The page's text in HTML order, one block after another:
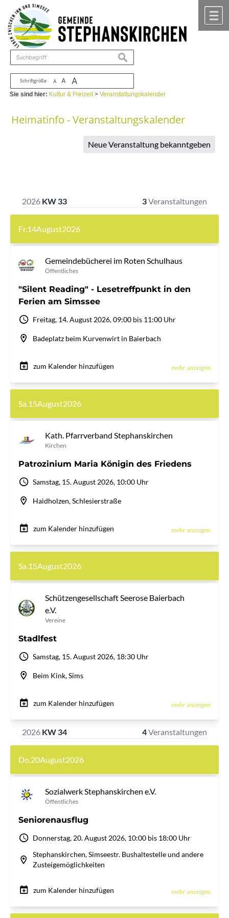
Zum Inhalt ,zur Navigation
Schriftgröße A A A
suchen
Sie sind hier: Kultur & Freizeit>Veranstaltungskalender
Heimatinfo - Veranstaltungskalender